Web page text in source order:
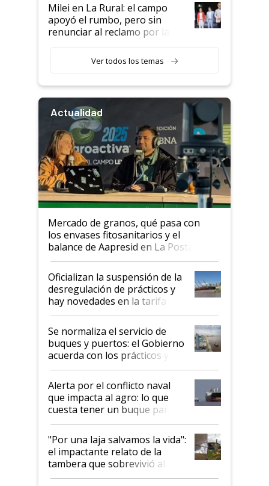
Milei en La Rural: el campo
apoyó el rumbo, pero sin
renunciar al reclamo por las
Ver todos los temas
Actualidad
Mercado de granos, qué pasa con
los envases fitosanitarios y el
balance de Aapresid en La Posta
Oficializan la suspensión de la
desregulación de prácticos y
hay novedades en la tarifa de
la hidrovía
Se normaliza el servicio de
buques y puertos: el Gobierno
acuerda con los prácticos y
suspende el decreto de
desregulación
Alerta por el conflicto naval
que impacta al agro: lo que
cuesta tener un buque parado
y el peligro de que Argentina
pase a ser "país sucio"
"Por una laja salvamos la vida":
el impactante relato de la
tambera que sobrevivió al
tornado